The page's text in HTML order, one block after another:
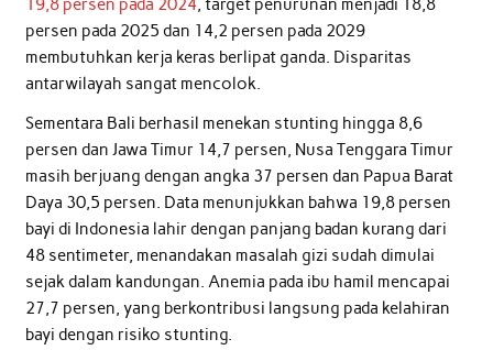
19,8 persen pada 2024, target penurunan menjadi 18,8
persen pada 2025 dan 14,2 persen pada 2029
membutuhkan kerja keras berlipat ganda. Disparitas
antarwilayah sangat mencolok.
Sementara Bali berhasil menekan stunting hingga 8,6
persen dan Jawa Timur 14,7 persen, Nusa Tenggara Timur
masih berjuang dengan angka 37 persen dan Papua Barat
Daya 30,5 persen. Data menunjukkan bahwa 19,8 persen
bayi di Indonesia lahir dengan panjang badan kurang dari
48 sentimeter, menandakan masalah gizi sudah dimulai
sejak dalam kandungan. Anemia pada ibu hamil mencapai
27,7 persen, yang berkontribusi langsung pada kelahiran
bayi dengan risiko stunting.